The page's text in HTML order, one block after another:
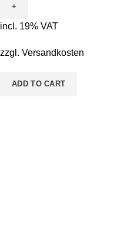
Ausmalen
-
Tanja
Rund
incl. 19% VAT
zzgl. Versandkosten
ADD TO CART